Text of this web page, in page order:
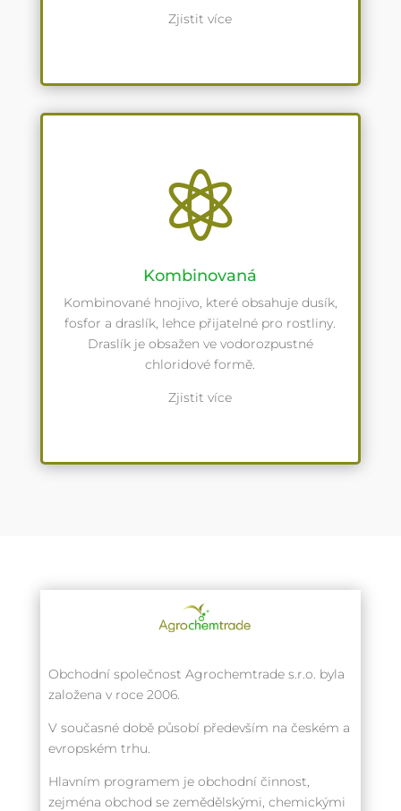
Zjistit více

Kombinovaná
Kombinované hnojivo, které obsahuje dusík,
fosfor a draslík, lehce přijatelné pro rostliny.
Draslík je obsažen ve vodorozpustné
chloridové formě.
Zjistit více
Obchodní společnost Agrochemtrade s.r.o. byla
založena v roce 2006.
V současné době působí především na českém a
evropském trhu.
Hlavním programem je obchodní činnost,
zejména obchod se zemědělskými, chemickými